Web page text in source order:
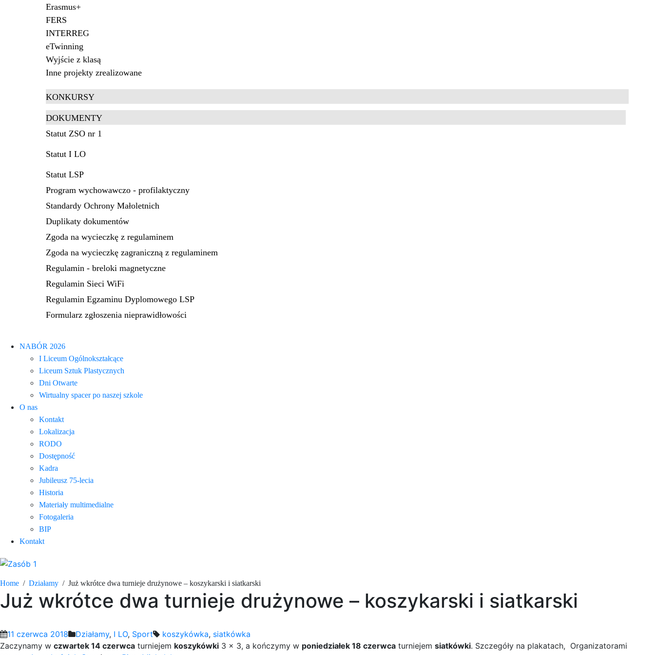
Erasmus+
FERS
INTERREG
eTwinning
Wyjście z klasą
Inne projekty zrealizowane
KONKURSY
DOKUMENTY
Statut ZSO nr 1
Statut I LO
Statut LSP
Program wychowawczo - profilaktyczny
Standardy Ochrony Małoletnich
Duplikaty dokumentów
Zgoda na wycieczkę z regulaminem
Zgoda na wycieczkę zagraniczną z regulaminem
Regulamin - breloki magnetyczne
Regulamin Sieci WiFi
Regulamin Egzaminu Dyplomowego LSP
Formularz zgłoszenia nieprawidłowości
NABÓR 2026
I Liceum Ogólnokształcące
Liceum Sztuk Plastycznych
Dni Otwarte
Wirtualny spacer po naszej szkole
O nas
Kontakt
Lokalizacja
RODO
Dostępność
Kadra
Jubileusz 75-lecia
Historia
Materiały multimedialne
Fotogaleria
BIP
Kontakt
Home Działamy Już wkrótce dwa turnieje drużynowe – koszykarski i siatkarski
Już wkrótce dwa turnieje drużynowe – koszykarski i siatkarski
11 czerwca 2018 Działamy, I LO, Sport koszykówka, siatkówka
Zaczynamy w czwartek 14 czerwca turniejem koszykówki 3 x 3, a kończymy w poniedziałek 18 czerwca turniejem siatkówki. Szczegóły na plakatach, Organizatorami